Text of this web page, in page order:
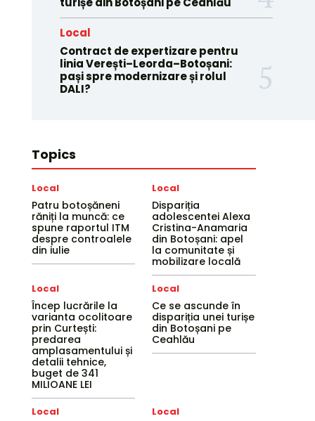
Local
Contract de expertizare pentru
linia Verești–Leorda–Botoșani:
pași spre modernizare și rolul
DALI?
Topics
Local
Patru botoșăneni
răniți la muncă: ce
spune raportul ITM
despre controalele
din iulie
Local
Dispariția
adolescentei Alexa
Cristina-Anamaria
din Botoșani: apel
la comunitate și
mobilizare locală
Local
Încep lucrările la
varianta ocolitoare
prin Curtești:
predarea
amplasamentului și
detalii tehnice,
buget de 341
MILIOANE LEI
Local
Ce se ascunde în
dispariția unei turișe
din Botoșani pe
Ceahlău
Local Local